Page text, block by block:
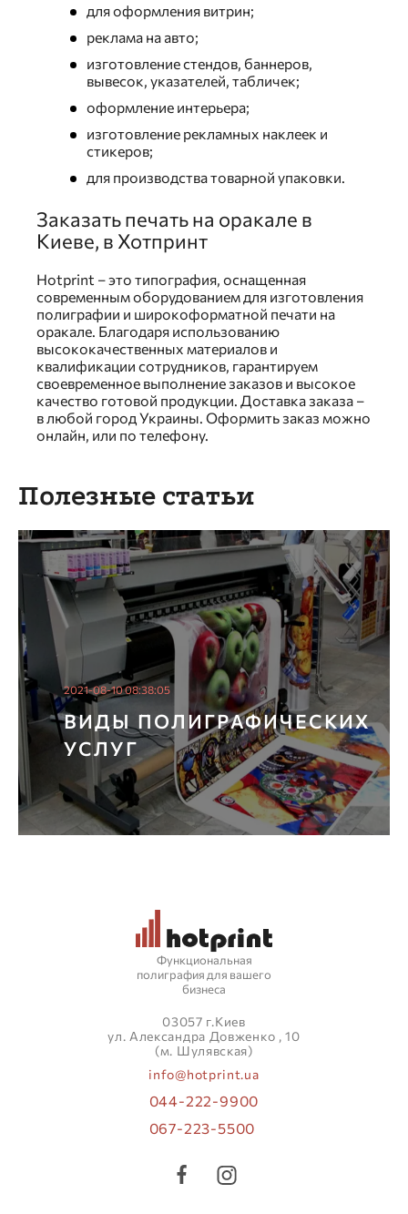
для оформления витрин;
реклама на авто;
изготовление стендов, баннеров,
вывесок, указателей, табличек;
оформление интерьера;
изготовление рекламных наклеек и
стикеров;
для производства товарной упаковки.
Заказать печать на оракале в
Киеве, в Хотпринт
Hotprint – это типография, оснащенная
современным оборудованием для изготовления
полиграфии и широкоформатной печати на
оракале. Благодаря использованию
высококачественных материалов и
квалификации сотрудников, гарантируем
своевременное выполнение заказов и высокое
качество готовой продукции. Доставка заказа –
в любой город Украины. Оформить заказ можно
онлайн, или по телефону.
Полезные статьи
2021-08-10 08:38:05
ВИДЫ ПОЛИГРАФИЧЕСКИХ
УСЛУГ
Функциональная
полиграфия для вашего
бизнеса
03057 г.Киев
ул. Александра Довженко , 10
(м. Шулявская)
info@hotprint.ua
044-222-9900
067-223-5500